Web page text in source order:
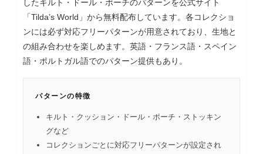
したキルト・ドール・ポーチのパターンを公式サイト
「Tilda’s World」から無料配布しています。各コレクショ
ンには必ず対応フリーパターンが用意されており、生地と
の組み合わせを楽しめます。英語・フランス語・スペイン
語・ポルトガル語でのパターン提供もあり。
パターンの特徴
キルト・クッション・ドール・ポーチ・ストッキン
グなど
コレクションごとに対応フリーパターンが設定され